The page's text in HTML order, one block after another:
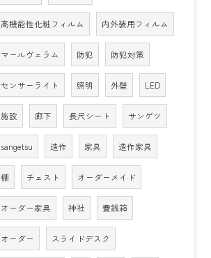
高機能性化粧フィルム 内外装用フィルム
マールヴェラム 防犯 防犯対策
センサーライト 照明 外壁 LED
施設 廊下 長尺シート サンゲツ
sangetsu 造作 家具 造作家具
棚 チェスト オーダーメイド
オーダー家具 神社 賽銭箱
オーダー スライドデスク